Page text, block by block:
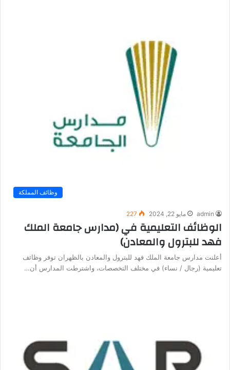
وظائف المملكة
admin مايو 22, 2024 227
الوظائف التعليمية في (مدارس جامعة الملك
فهد للبترول والمعادن)
أعلنت مدارس جامعة الملك فهد للبترول والمعادن بالظهران توفر وظائف
تعليمية (رجال / نساء) في مختلف التخصصات، واشترطت المدارس أن…